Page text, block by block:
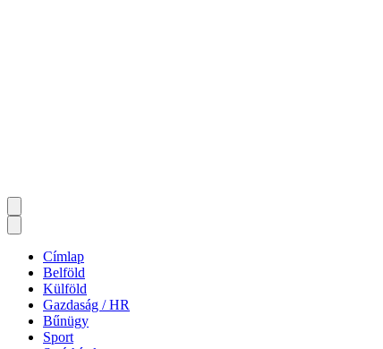
Címlap
Belföld
Külföld
Gazdaság / HR
Bűnügy
Sport